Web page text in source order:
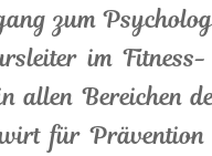
zum
im
allen Bereichen
für